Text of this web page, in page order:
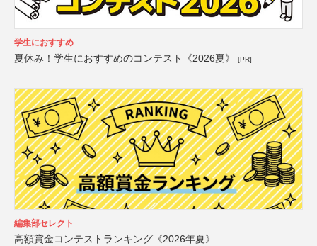
学生におすすめ
夏休み！学生におすすめのコンテスト《2026夏》 [PR]
編集部セレクト
高額賞金コンテストランキング《2026年夏》